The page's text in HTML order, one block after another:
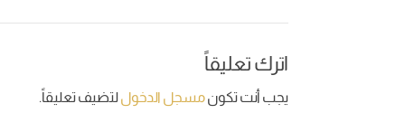
اترك تعليقاً
يجب أنت تكونمسجل الدخوللتضيف تعليقاً.